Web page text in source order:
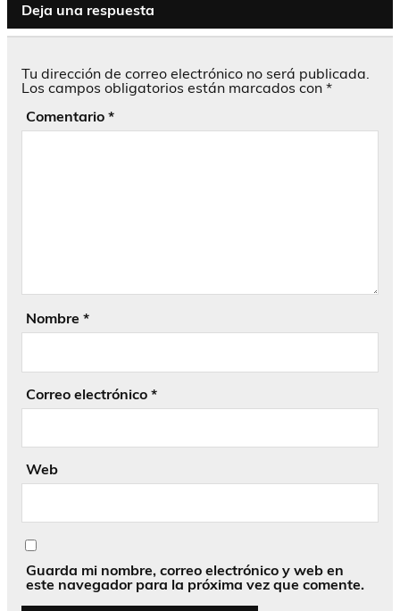
Deja una respuesta
Tu dirección de correo electrónico no será publicada.
Los campos obligatorios están marcados con *
Comentario *
Nombre *
Correo electrónico *
Web
Guarda mi nombre, correo electrónico y web en
este navegador para la próxima vez que comente.